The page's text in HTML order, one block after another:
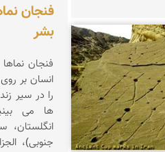
فنجان
بشر
انسان بر
را در سیر
جنوبی)،